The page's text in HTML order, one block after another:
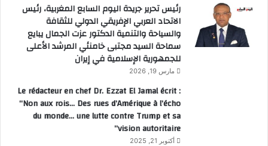
رئيس تحرير جريدة اليوم السابع المغربية، رئيس
الاتحاد العربي الإفريقي الدولي للثقافة
والسياحة والتنمية الدكتور عزت الجمال يبايع
سماحة السيد مجتبى خامنئي المرشد الأعلى
للجمهورية الإسلامية في إيران
مارس 19, 2026
Le rédacteur en chef Dr. Ezzat El Jamal écrit :
“Non aux rois… Des rues d’Amérique à l’écho
du monde… une lutte contre Trump et sa
vision autoritaire”
أكتوبر 21, 2025